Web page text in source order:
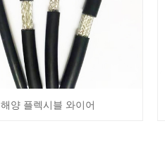
해양 플렉시블 와이어